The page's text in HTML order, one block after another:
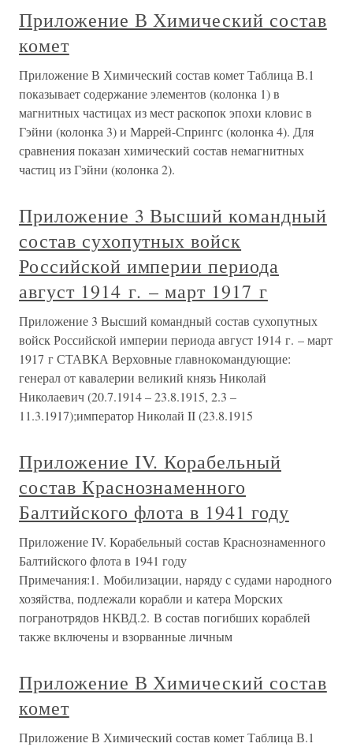
Приложение В Химический состав
комет
Приложение В Химический состав комет Таблица В.1
показывает содержание элементов (колонка 1) в
магнитных частицах из мест раскопок эпохи кловис в
Гэйни (колонка 3) и Маррей-Спрингс (колонка 4). Для
сравнения показан химический состав немагнитных
частиц из Гэйни (колонка 2).
Приложение 3 Высший командный
состав сухопутных войск
Российской империи периода
август 1914 г. – март 1917 г
Приложение 3 Высший командный состав сухопутных
войск Российской империи периода август 1914 г. – март
1917 г СТАВКА Верховные главнокомандующие:
генерал от кавалерии великий князь Николай
Николаевич (20.7.1914 – 23.8.1915, 2.3 –
11.3.1917);император Николай II (23.8.1915
Приложение IV. Корабельный
состав Краснознаменного
Балтийского флота в 1941 году
Приложение IV. Корабельный состав Краснознаменного
Балтийского флота в 1941 году
Примечания:1. Мобилизации, наряду с судами народного
хозяйства, подлежали корабли и катера Морских
погранотрядов НКВД.2. В состав погибших кораблей
также включены и взорванные личным
Приложение В Химический состав
комет
Приложение В Химический состав комет Таблица В.1